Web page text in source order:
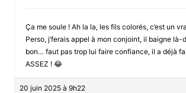
Ça me soule ! Ah la la, les fils colorés, c’est un
Perso, j’ferais appel à mon conjoint, il baigne là-
bon… faut pas trop lui faire confiance, il a déjà
ASSEZ ! 😂
20 juin 2025 à 9h22